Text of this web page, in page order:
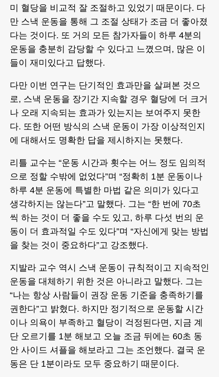
미 혈당을 비교적 잘 조절하고 있었기 때문이다. 다
만 스낵 운동을 통해 그 조절 상태가 조금 더 좋아졌
다는 것이다. 또 거의 모든 참가자들이 하루 4분의
운동을 충분히 감당할 수 있다고 느꼈으며, 많은 이
들이 재미있다고 답했다.
다만 이번 연구는 단기적인 효과만을 살펴본 것으
로, 스낵 운동을 장기간 지속할 경우 혈당에 더 크거
나 오래 지속되는 효과가 있는지는 보여주지 못한
다. 또한 어떤 방식의 스낵 운동이 가장 이상적인지
에 대해서도 명확한 답을 제시하지는 못했다.
리틀 교수는 “운동 시간과 횟수는 어느 정도 임의적
으로 정할 수밖에 없었다”며 “정확히 1분 운동이나
하루 4분 운동에 특별한 마법 같은 의미가 있다고
생각하지는 않는다”고 말했다. 그는 “한 번에 70초
씩 하는 것이 더 좋을 수도 있고, 하루 다섯 번의 운
동이 더 효과적일 수도 있다”며 “자신에게 맞는 방법
을 찾는 것이 중요하다”고 강조했다.
지발라 교수 역시 스낵 운동이 규칙적이고 지속적인
운동을 대체하기 위한 것은 아니라고 말했다. 그는
“나는 항상 사람들이 권장 운동 기준을 충족하기를
권한다”고 밝혔다. 하지만 정기적으로 운동할 시간
이나 의욕이 부족하고 혈당이 걱정된다면, 지금 계
단 오르기를 1분 해보고 오늘 조금 뒤에는 60초 동
안 사이드 셔플을 해보라고 그는 조언했다. 결국 운
동은 단 1분이라도 모두 중요하기 때문이다.